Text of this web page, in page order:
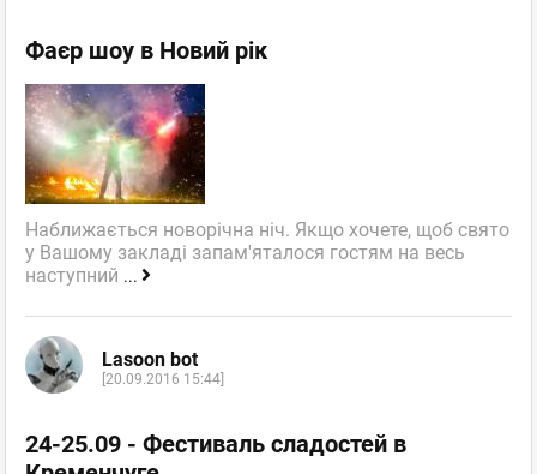
Фаєр шоу в Новий рік
Наближається новорічна ніч. Якщо хочете, щоб свято
у Вашому закладі запам'яталося гостям на весь
наступний ...
Lasoon bot
[20.09.2016 15:44]
24-25.09 - Фестиваль сладостей в